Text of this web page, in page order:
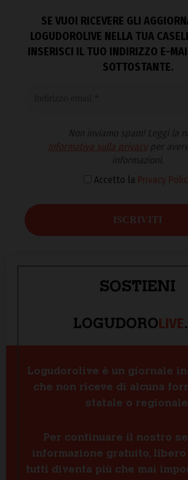
SE VUOI RICEVERE GLI
LOGUDOROLIVE NELLA TUA
INSERISCI IL TUO INDIRIZZO E-
SOTTOSTANTE.
Non inviamo spam! Leggi la
Informativa sulla privacyper
informazioni.
Accetto la Privacy
SOSTIENI
LOGUDOROLIVE
Logudorolive è un giornale
che non riceve di alcuna
statale o
Per continuare il nostro
informazione gratuito, libero
tutti diventa più che mai